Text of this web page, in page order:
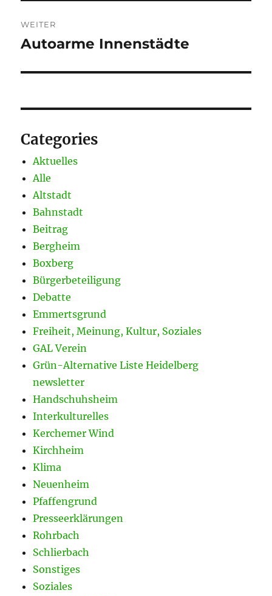
WEITER
Nächster
Autoarme Innenstädte
Categories
Aktuelles
Alle
Altstadt
Bahnstadt
Beitrag
Bergheim
Boxberg
Bürgerbeteiligung
Debatte
Emmertsgrund
Freiheit, Meinung, Kultur, Soziales
GAL Verein
Grün-Alternative Liste Heidelberg
newsletter
Handschuhsheim
Interkulturelles
Kerchemer Wind
Kirchheim
Klima
Neuenheim
Pfaffengrund
Presseerklärungen
Rohrbach
Schlierbach
Sonstiges
Soziales